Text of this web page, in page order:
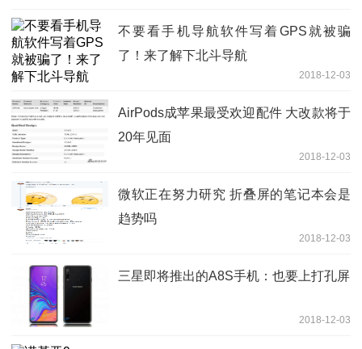
不要看手机导航软件写着GPS就被骗
了！来了解下北斗导航
2018-12-03
AirPods成苹果最受欢迎配件 大改款将于
20年见面
2018-12-03
微软正在努力研究 折叠屏的笔记本会是
趋势吗
2018-12-03
三星即将推出的A8S手机：也要上打孔屏
2018-12-03